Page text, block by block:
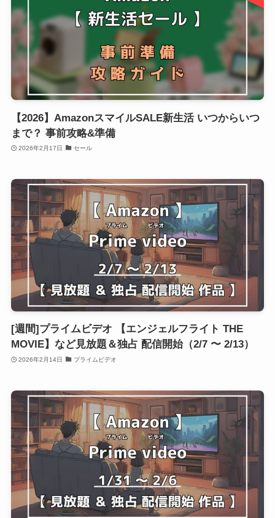
【2026】AmazonスマイルSALE新生活 いつからいつ
まで？ 事前攻略&準備
2026年2月17日 セール
[週間]プライムビデオ 【エンジェルフライト THE
MOVIE】など見放題＆独占 配信開始（2/7 〜 2/13）
2026年2月14日 プライムビデオ